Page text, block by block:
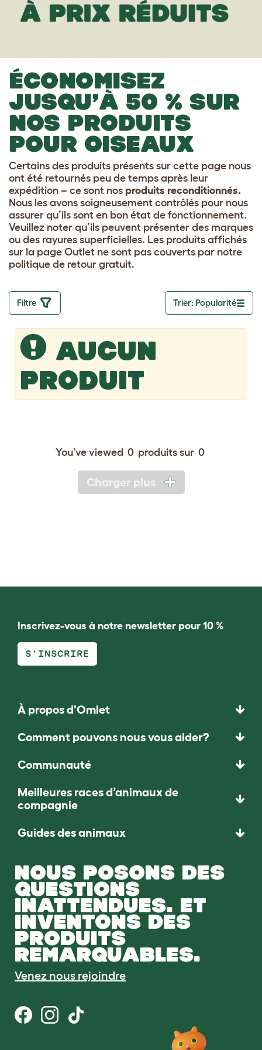
ÉCONOMISEZ
JUSQU’À 50 % SUR
NOS PRODUITS
POUR OISEAUX
Certains des produits présents sur cette page nous
ont été retournés peu de temps après leur
expédition – ce sont nos produits reconditionnés.
Nous les avons soigneusement contrôlés pour nous
assurer qu’ils sont en bon état de fonctionnement.
Veuillez noter qu’ils peuvent présenter des marques
ou des rayures superficielles. Les produits affichés
sur la page Outlet ne sont pas couverts par notre
politique de retour gratuit.
Filtre Trier: Popularité
Toggle
AUCUN
PRODUIT
You've viewed 0 produits sur 0
Charger plus
Inscrivez-vous à notre newsletter pour 10 %
S'INSCRIRE
À propos d'Omlet
Comment pouvons nous vous aider?
Communauté
Meilleures races d’animaux de
compagnie
Guides des animaux
NOUS POSONS DES
QUESTIONS
INATTENDUES. ET
INVENTONS DES
PRODUITS
REMARQUABLES.
Venez nous rejoindre